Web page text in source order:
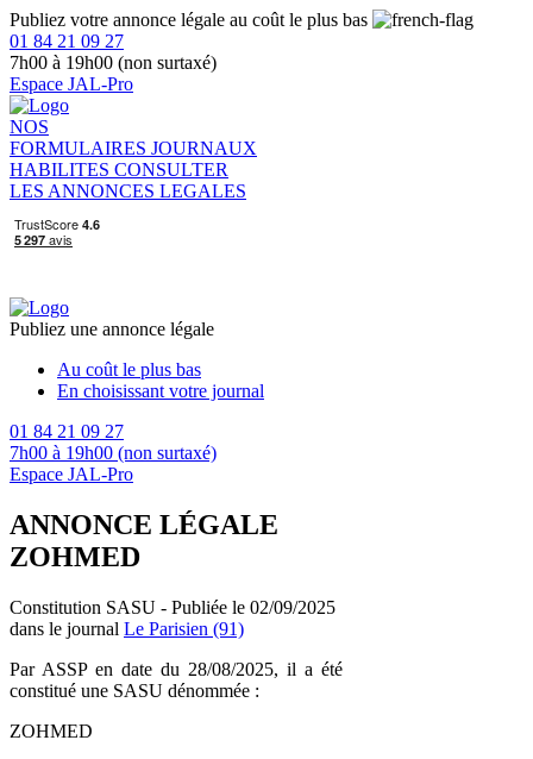
Publiez votre annonce légale au coût le plus bas
01 84 21 09 27
7h00 à 19h00 (non surtaxé)
Espace JAL-Pro
NOS
FORMULAIRES JOURNAUX
HABILITES CONSULTER
LES ANNONCES LEGALES
Publiez une annonce légale
Au coût le plus bas
En choisissant votre journal
01 84 21 09 27
7h00 à 19h00 (non surtaxé)
Espace JAL-Pro
ANNONCE LÉGALE
ZOHMED
Constitution SASU - Publiée le 02/09/2025
dans le journal Le Parisien (91)
Par ASSP en date du 28/08/2025, il a été
constitué une SASU dénommée :
ZOHMED